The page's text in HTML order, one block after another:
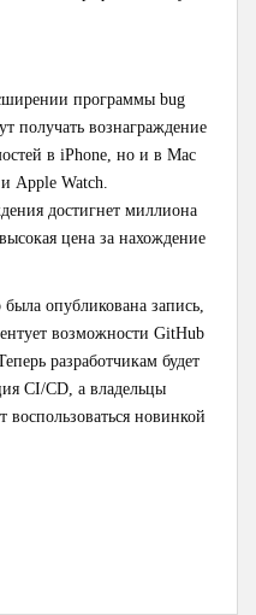
программы bug
получать вознаграждение
в iPhone, но и в Mac
Apple Watch.
достигнет миллиона
цена за нахождение
опубликована запись,
возможности GitHub
разработчикам будет
CI/CD, а владельцы
новинкой